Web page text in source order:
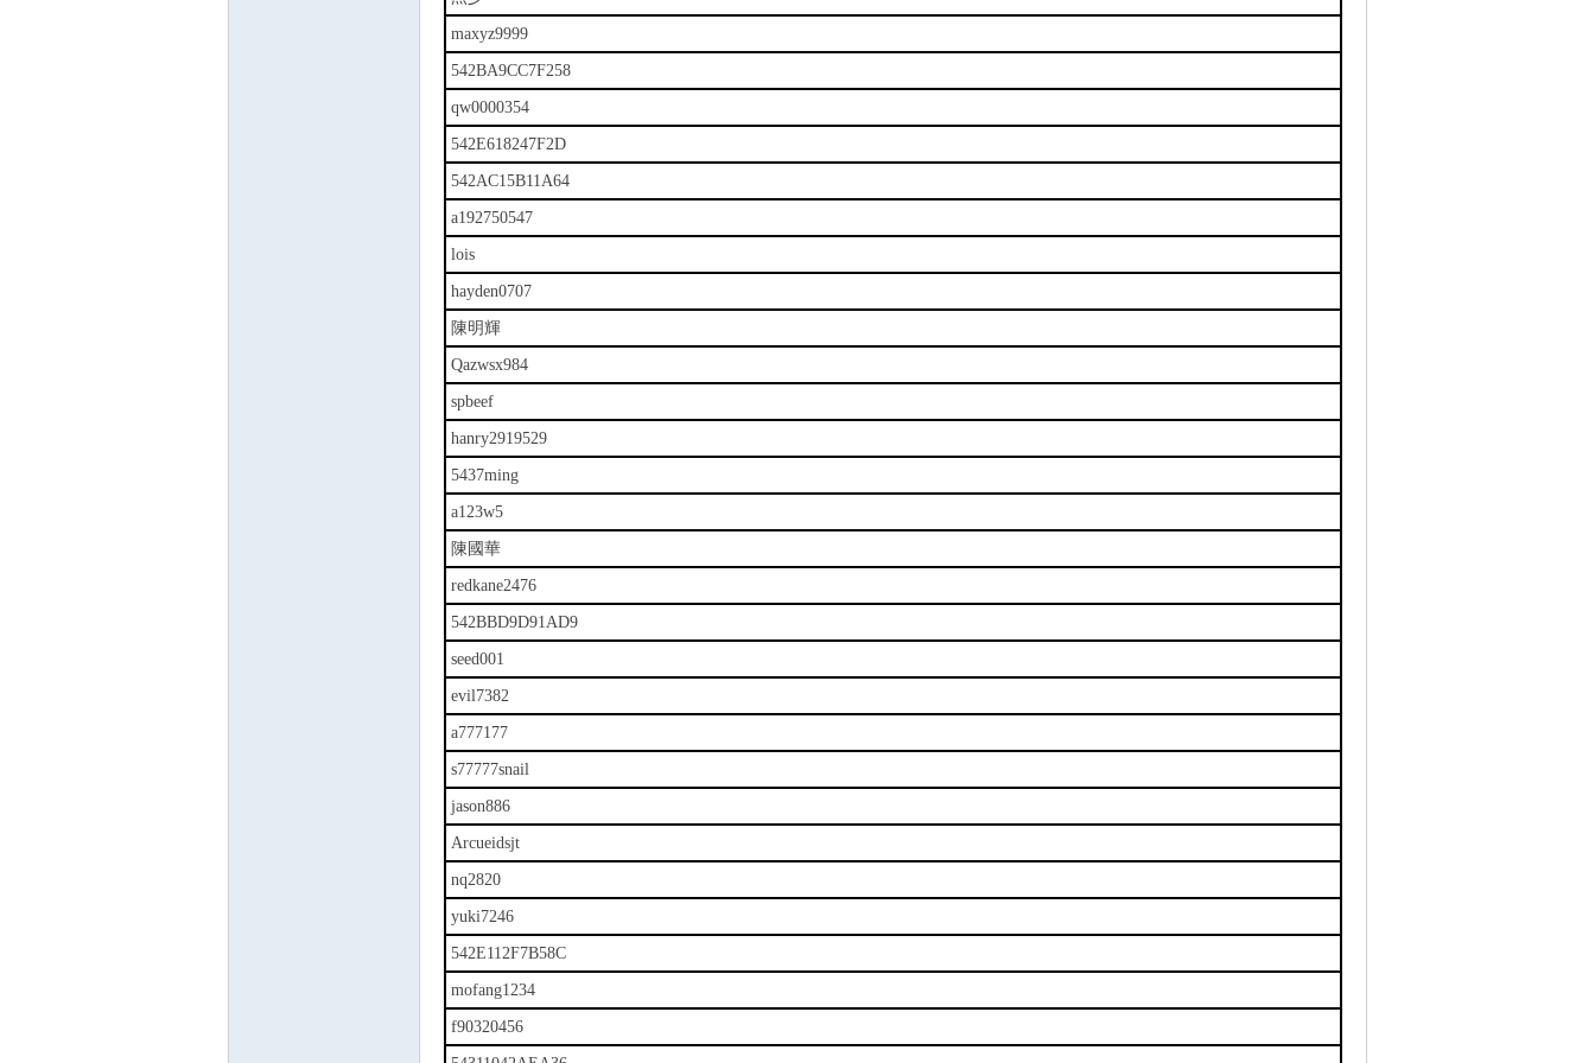
maxyz9999
542BA9CC7F258
qw0000354
542E618247F2D
542AC15B11A64
a192750547
lois
hayden0707
陳明輝
Qazwsx984
spbeef
hanry2919529
5437ming
a123w5
陳國華
redkane2476
542BBD9D91AD9
seed001
evil7382
a777177
s77777snail
jason886
Arcueidsjt
nq2820
yuki7246
542E112F7B58C
mofang1234
f90320456